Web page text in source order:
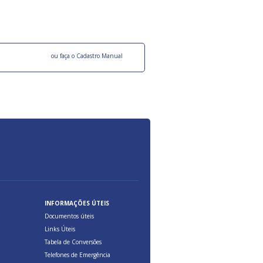
ou faça o Cadastro Manual
INFORMAÇÕES ÚTEIS
Documentos úteis
Links Úteis
Tabela de Conversões
Telefones de Emergência